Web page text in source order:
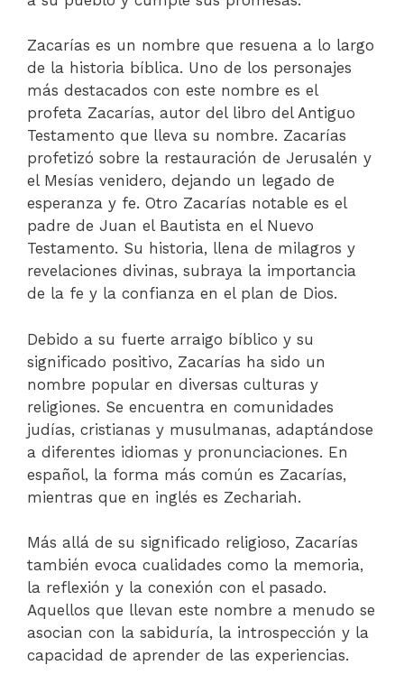
Zacarías es un nombre que resuena a lo largo
de la historia bíblica. Uno de los personajes
más destacados con este nombre es el
profeta Zacarías, autor del libro del Antiguo
Testamento que lleva su nombre. Zacarías
profetizó sobre la restauración de Jerusalén y
el Mesías venidero, dejando un legado de
esperanza y fe. Otro Zacarías notable es el
padre de Juan el Bautista en el Nuevo
Testamento. Su historia, llena de milagros y
revelaciones divinas, subraya la importancia
de la fe y la confianza en el plan de Dios.
Debido a su fuerte arraigo bíblico y su
significado positivo, Zacarías ha sido un
nombre popular en diversas culturas y
religiones. Se encuentra en comunidades
judías, cristianas y musulmanas, adaptándose
a diferentes idiomas y pronunciaciones. En
español, la forma más común es Zacarías,
mientras que en inglés es Zechariah.
Más allá de su significado religioso, Zacarías
también evoca cualidades como la memoria,
la reflexión y la conexión con el pasado.
Aquellos que llevan este nombre a menudo se
asocian con la sabiduría, la introspección y la
capacidad de aprender de las experiencias.